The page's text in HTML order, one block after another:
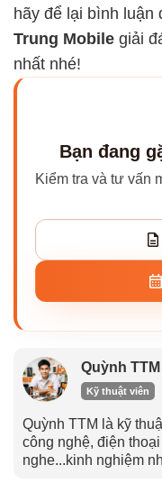
hãy để lại bình
Trung Mobile giải
nhất nhé!
Bạn đang
Kiểm tra và tư vấn
Quỳnh TTM
Kỹ thuật viên
Quỳnh TTM là kỹ
công nghệ, điện
nghe...kinh nghiệm